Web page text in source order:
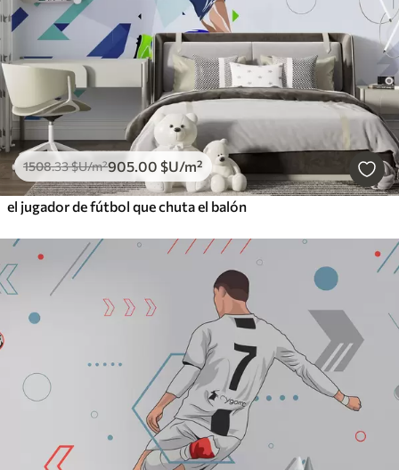
1508.33$U/m²905.00 $U/m²
el jugador de fútbol que chuta el balón